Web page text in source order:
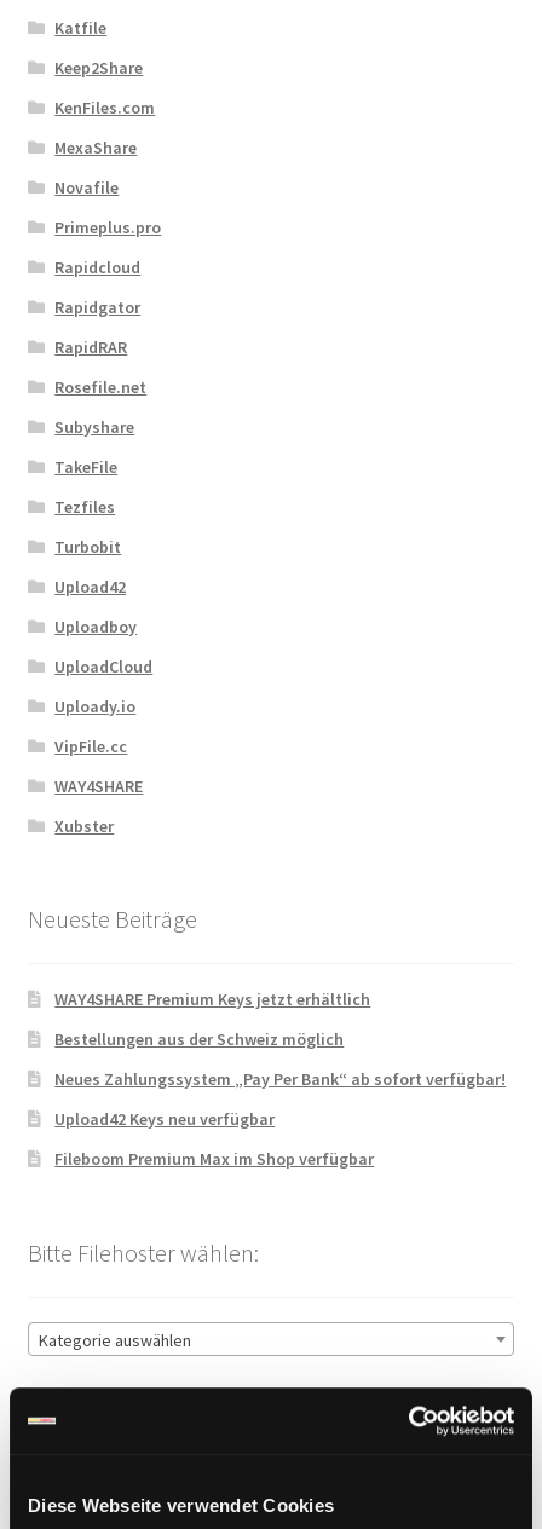
Diese Webseite verwendet Cookies
Katfile
Keep2Share
KenFiles.com
MexaShare
Novafile
Primeplus.pro
Rapidcloud
Rapidgator
RapidRAR
Rosefile.net
Subyshare
TakeFile
Tezfiles
Turbobit
Upload42
Uploadboy
UploadCloud
Uploady.io
VipFile.cc
WAY4SHARE
Xubster
Neueste Beiträge
WAY4SHARE Premium Keys jetzt erhältlich
Bestellungen aus der Schweiz möglich
Neues Zahlungssystem „Pay Per Bank“ ab sofort verfügbar!
Upload42 Keys neu verfügbar
Fileboom Premium Max im Shop verfügbar
Bitte Filehoster wählen:
Kategorie auswählen
Sichere Zahlung